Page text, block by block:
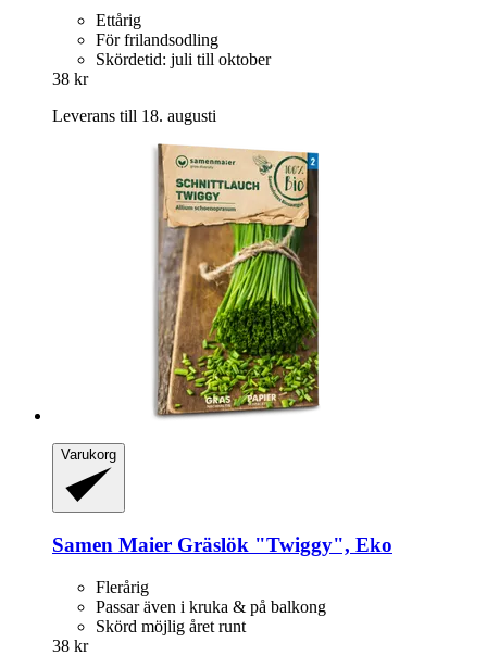
Ettårig
För frilandsodling
Skördetid: juli till oktober
38 kr
Leverans till 18. augusti
Varukorg
Samen Maier Gräslök "Twiggy", Eko
Flerårig
Passar även i kruka & på balkong
Skörd möjlig året runt
38 kr